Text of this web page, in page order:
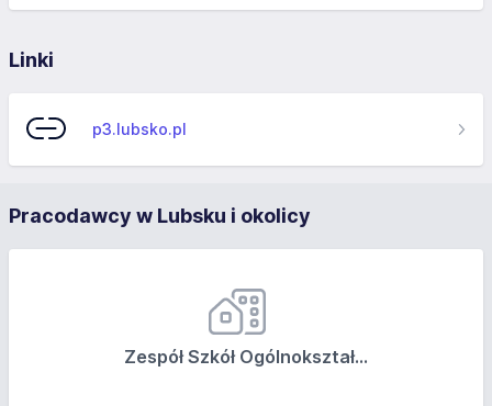
Linki
p3.lubsko.pl
Pracodawcy w Lubsku i okolicy
Zespół Szkół Ogólnokształ...